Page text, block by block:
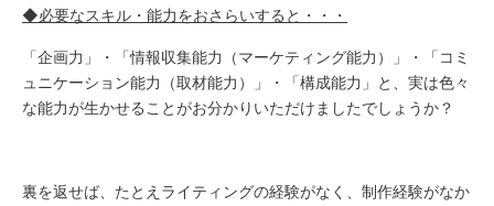
◆必要なスキル・能力をおさらいすると・・・
「企画力」・「情報収集能力（マーケティング能力）」・「コミ
ュニケーション能力（取材能力）」・「構成能力」と、実は色々
な能力が生かせることがお分かりいただけましたでしょうか？
裏を返せば、たとえライティングの経験がなく、制作経験がなか